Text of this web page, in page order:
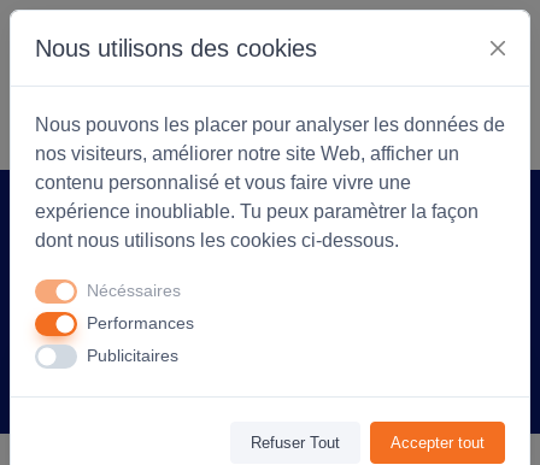
S'identifier Commencer
Accueil Arlea Textiles Produit
personnalisé - Blanc
Nous utilisons des cookies
Nous pouvons les placer pour analyser les données de
nos visiteurs, améliorer notre site Web, afficher un
contenu personnalisé et vous faire vivre une
expérience inoubliable. Tu peux paramètrer la façon
dont nous utilisons les cookies ci-dessous.
Nécéssaires
Performances
Publicitaires
Refuser Tout Accepter tout